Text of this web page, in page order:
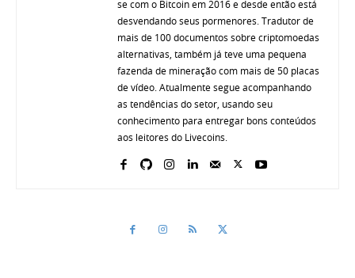
se com o Bitcoin em 2016 e desde então está
desvendando seus pormenores. Tradutor de
mais de 100 documentos sobre criptomoedas
alternativas, também já teve uma pequena
fazenda de mineração com mais de 50 placas
de vídeo. Atualmente segue acompanhando
as tendências do setor, usando seu
conhecimento para entregar bons conteúdos
aos leitores do Livecoins.